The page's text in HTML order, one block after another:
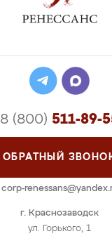
г. Краснозаводск
ул. Горького, 1
8 (800) 511-89-
ОБРАТНЫЙ
corp-